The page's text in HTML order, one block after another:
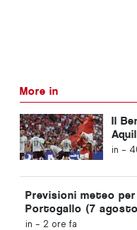
More in
Il
con
in -
Previsioni meteo
Portogallo (7
Portogallo questo
in - 2 ore fa